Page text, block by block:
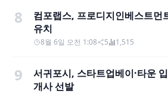
8
컴포랩스, 프로디지인베스트먼
유치
8월 6일 오전 1:08 5 1,515
9
서귀포시, 스타트업베이·타운
개사 선발